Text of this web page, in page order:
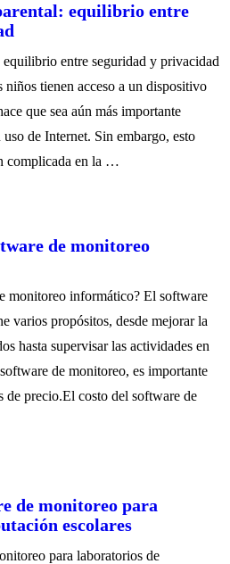
equilibrio entre
entre seguridad y privacidad
tienen acceso a un dispositivo
que sea aún más importante
de Internet. Sin embargo, esto
complicada en la …
de monitoreo
monitoreo informático? El software
varios propósitos, desde mejorar la
hasta supervisar las actividades en
de monitoreo, es importante
de precio.El costo del software de
de monitoreo para
escolares
para laboratorios de